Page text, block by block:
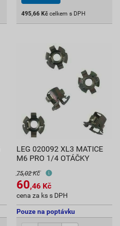
495,66 Kč celkem s DPH
LEG 020092 XL3 MATICE
M6 PRO 1/4 OTÁČKY
75,02 Kč
60,46 Kč
cena za ks s DPH
Pouze na poptávku